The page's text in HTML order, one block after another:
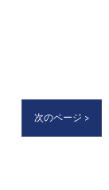
次のページ >